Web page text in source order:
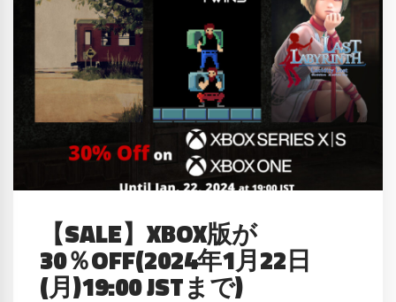
【SALE】XBOX版が
30％OFF(2024年1月22日
(月)19:00 JSTまで)